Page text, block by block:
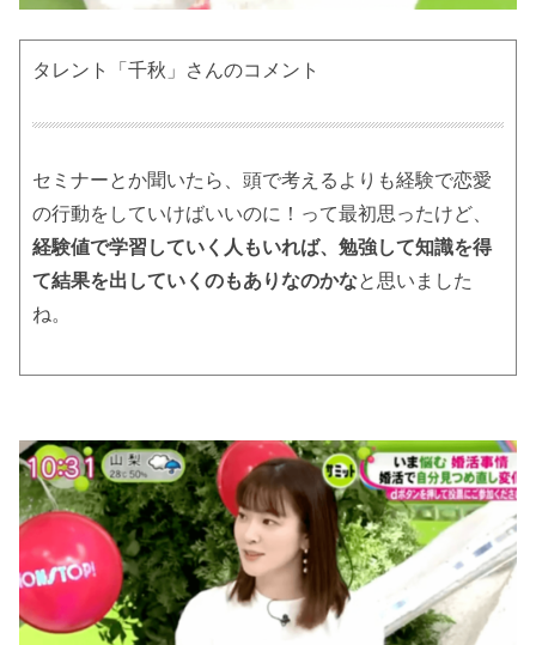
タレント「千秋」さんのコメント
セミナーとか聞いたら、頭で考えるよりも経験で恋愛
の行動をしていけばいいのに！って最初思ったけど、
経験値で学習していく人もいれば、勉強して知識を得
て結果を出していくのもありなのかなと思いました
ね。